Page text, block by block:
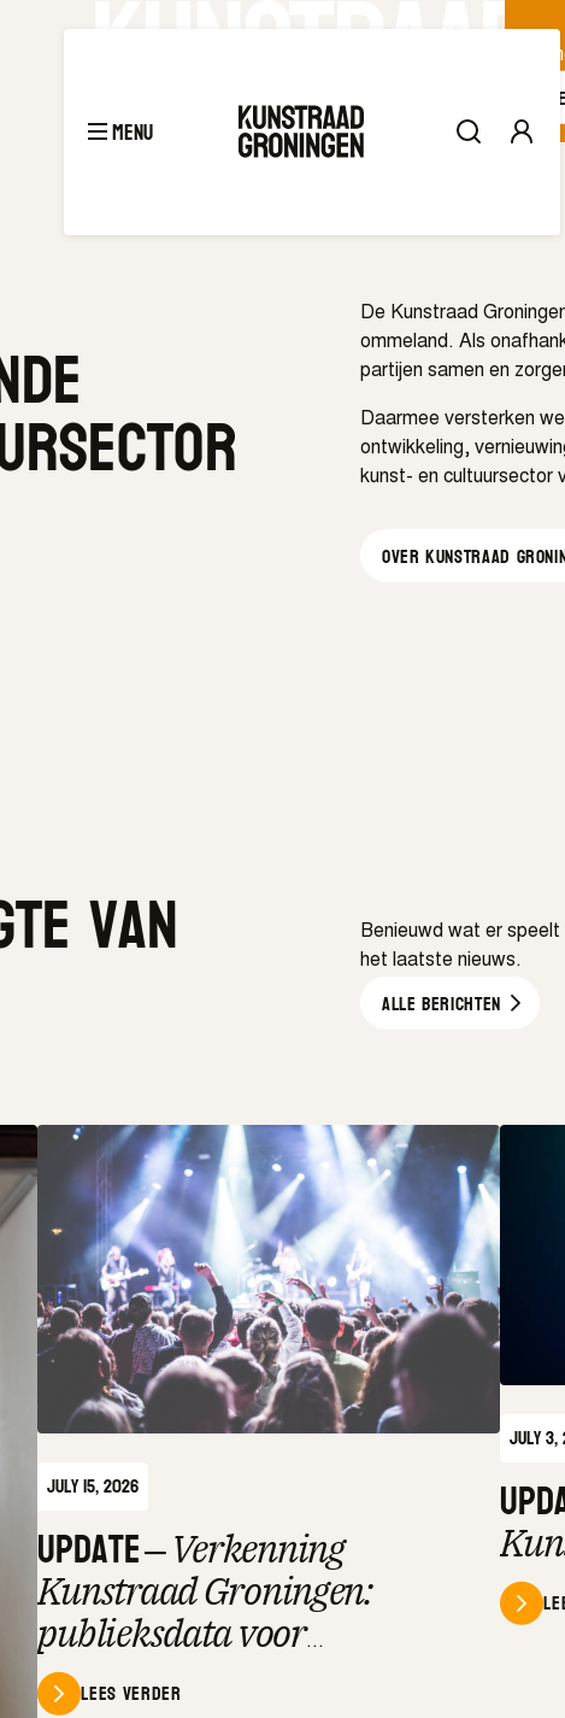
menu
De Kunstraad
ommeland. Als
partijen samen en
Daarmee versterken
ontwikkeling,
kunst- en cultuursector
Over kunstraad
van
Benieuwd wat er
het laatste nieuws.
Alle berichten
July 15, 2026
Update–Verkenning
Kunstraad Groningen:
publieksdata voor
cultuurinzicht
Lees verder
July 3,